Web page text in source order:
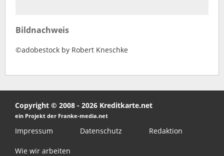
Bildnachweis
©adobestock by Robert Kneschke
Copyright © 2008 - 2026 Kreditkarte.net
ein Projekt der Franke-media.net
Impressum Datenschutz Redaktion
Wie wir arbeiten